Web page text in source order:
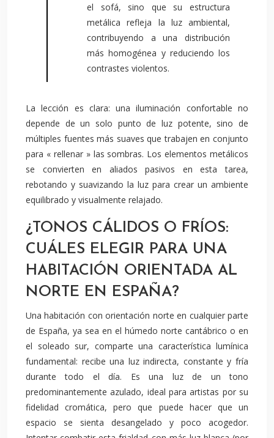
el sofá, sino que su estructura
metálica refleja la luz ambiental,
contribuyendo a una distribución
más homogénea y reduciendo los
contrastes violentos.
La lección es clara: una iluminación confortable no
depende de un solo punto de luz potente, sino de
múltiples fuentes más suaves que trabajen en conjunto
para « rellenar » las sombras. Los elementos metálicos
se convierten en aliados pasivos en esta tarea,
rebotando y suavizando la luz para crear un ambiente
equilibrado y visualmente relajado.
¿TONOS CÁLIDOS O FRÍOS:
CUÁLES ELEGIR PARA UNA
HABITACIÓN ORIENTADA AL
NORTE EN ESPAÑA?
Una habitación con orientación norte en cualquier parte
de España, ya sea en el húmedo norte cantábrico o en
el soleado sur, comparte una característica lumínica
fundamental: recibe una luz indirecta, constante y fría
durante todo el día. Es una luz de un tono
predominantemente azulado, ideal para artistas por su
fidelidad cromática, pero que puede hacer que un
espacio se sienta desangelado y poco acogedor.